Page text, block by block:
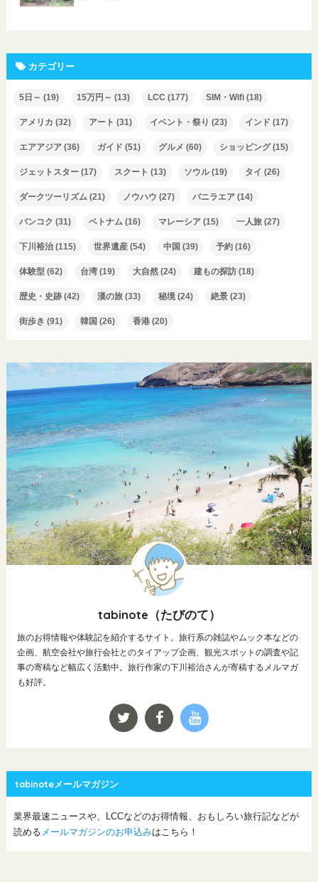
カテゴリー
5日～ (19) 15万円～ (13) LCC (177) SIM・Wifi(18)
アメリカ (32) アート (31) イベント・祭り (23) インド (17)
エアアジア(36) ガイド (51) グルメ (60) ショッピング(15)
ジェットスター(17) スクート (13) ソウル(19) タイ (26)
ダークツーリズム(21) ノウハウ (27) バニラエア(14)
バンコク (31) ベトナム(16) マレーシア(15) 一人旅(27)
下川裕治(115) 世界遺産(54) 中国 (39) 予約(16)
体験型(62) 台湾(19) 大自然(24) 建もの探訪(18)
歴史・史跡(42) 漢の旅(33) 秘境(24) 絶景(23)
街歩き (91) 韓国 (26) 香港(20)
tabinote（たびのて）
旅のお得情報や体験記を紹介するサイト。旅行系の雑誌やムック本などの
企画、航空会社や旅行会社とのタイアップ企画、観光スポットの調査や記
事の寄稿など幅広く活動中。旅行作家の下川裕治さんが寄稿するメルマガ
も好評。
tabinoteメールマガジン
業界最速ニュースや、LCCなどのお得情報、おもしろい旅行記などが
読める メールマガジンのお申込みはこちら！